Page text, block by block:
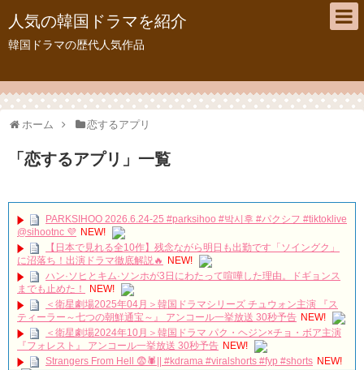
人気の韓国ドラマを紹介
韓国ドラマの歴代人気作品
ホーム 恋するアプリ
「 恋するアプリ 」 一覧
PARKSIHOO 2026.6.24-25 #parksihoo #박시후 #パクシフ #tiktoklive
@sihootnc 💜 NEW!
【日本で見れる全10作】残念ながら明日も出勤です「ソイングク」
に沼落ち！出演ドラマ徹底解説🔥
NEW!
ハン·ソヒとキム·ソンホが3日にわたって喧嘩した理由。ドギョンス
までも止めた！
NEW!
＜衛星劇場2025年04月＞韓国ドラマシリーズ チュウォン主演 『ス
ティーラー～七つの朝鮮通宝～』 アンコール一挙放送 30秒予告 NEW!
＜衛星劇場2024年10月＞韓国ドラマ パク・ヘジン×チョ・ボア主演
『フォレスト』 アンコール一挙放送 30秒予告 NEW!
Strangers From Hell 😨🕷️|| #kdrama #viralshorts #fyp #shorts NEW!